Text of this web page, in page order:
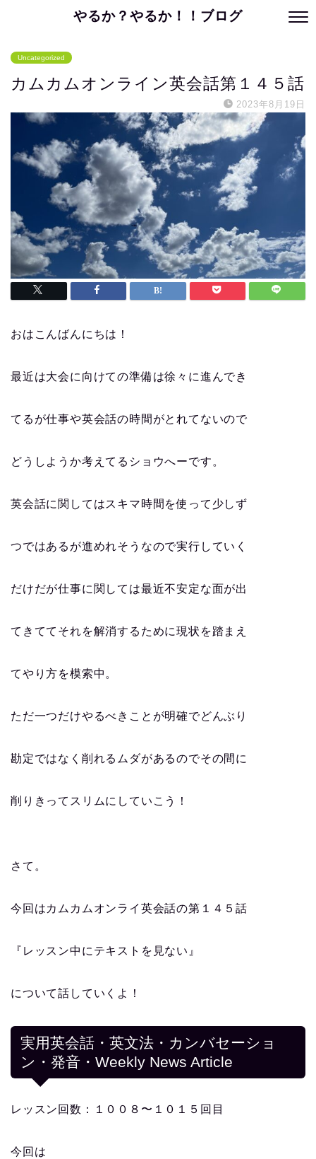
やるか？やるか！！ブログ
Uncategorized
カムカムオンライン英会話第１４５話
2023年8月19日
おはこんばんにちは！
最近は大会に向けての準備は徐々に進んでき
てるが仕事や英会話の時間がとれてないので
どうしようか考えてるショウへーです。
英会話に関してはスキマ時間を使って少しず
つではあるが進めれそうなので実行していく
だけだが仕事に関しては最近不安定な面が出
てきててそれを解消するために現状を踏まえ
てやり方を模索中。
ただ一つだけやるべきことが明確でどんぶり
勘定ではなく削れるムダがあるのでその間に
削りきってスリムにしていこう！
さて。
今回はカムカムオンライ英会話の第１４５話
『レッスン中にテキストを見ない』
について話していくよ！
実用英会話・英文法・カンバセーショ
ン・発音・Weekly News Article
レッスン回数：１００８〜１０１５回目
今回は